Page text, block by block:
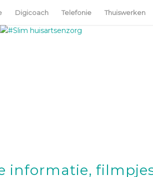
Digicoach Telefonie Thuiswerken
informatie,